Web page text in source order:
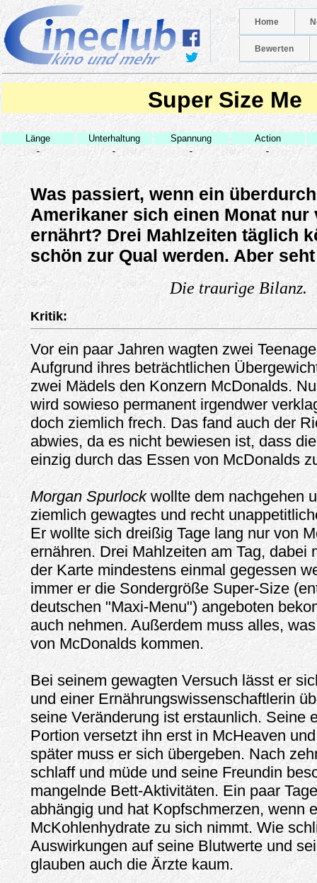
Home
Bewerten
Super Size Me
Länge Unterhaltung Spannung
Action
-
- - -
Was passiert, wenn ein
Amerikaner sich einen Monat nur
ernährt? Drei Mahlzeiten täglich
schön zur Qual werden. Aber
Die traurige Bilanz.
Kritik:
Vor ein paar Jahren wagten zwei
Aufgrund ihres beträchtlichen
zwei Mädels den Konzern McDonalds.
wird sowieso permanent irgendwer
doch ziemlich frech. Das fand auch der
abwies, da es nicht bewiesen ist, dass
einzig durch das Essen von McDonalds
Morgan Spurlockwollte dem nachgehen
ziemlich gewagtes und recht
Er wollte sich dreißig Tage lang nur von
ernähren. Drei Mahlzeiten am Tag, dabei
der Karte mindestens einmal gegessen
immer er die Sondergröße Super-Size
deutschen "Maxi-Menu") angeboten
auch nehmen. Außerdem muss alles,
von McDonalds kommen.
Bei seinem gewagten Versuch lässt er
und einer Ernährungswissenschaftlerin
seine Veränderung ist erstaunlich. Seine
Portion versetzt ihn erst in McHeaven
später muss er sich übergeben. Nach
schlaff und müde und seine Freundin
mangelnde Bett-Aktivitäten. Ein paar
abhängig und hat Kopfschmerzen, wenn
McKohlenhydrate zu sich nimmt. Wie
Auswirkungen auf seine Blutwerte und
glauben auch die Ärzte kaum.